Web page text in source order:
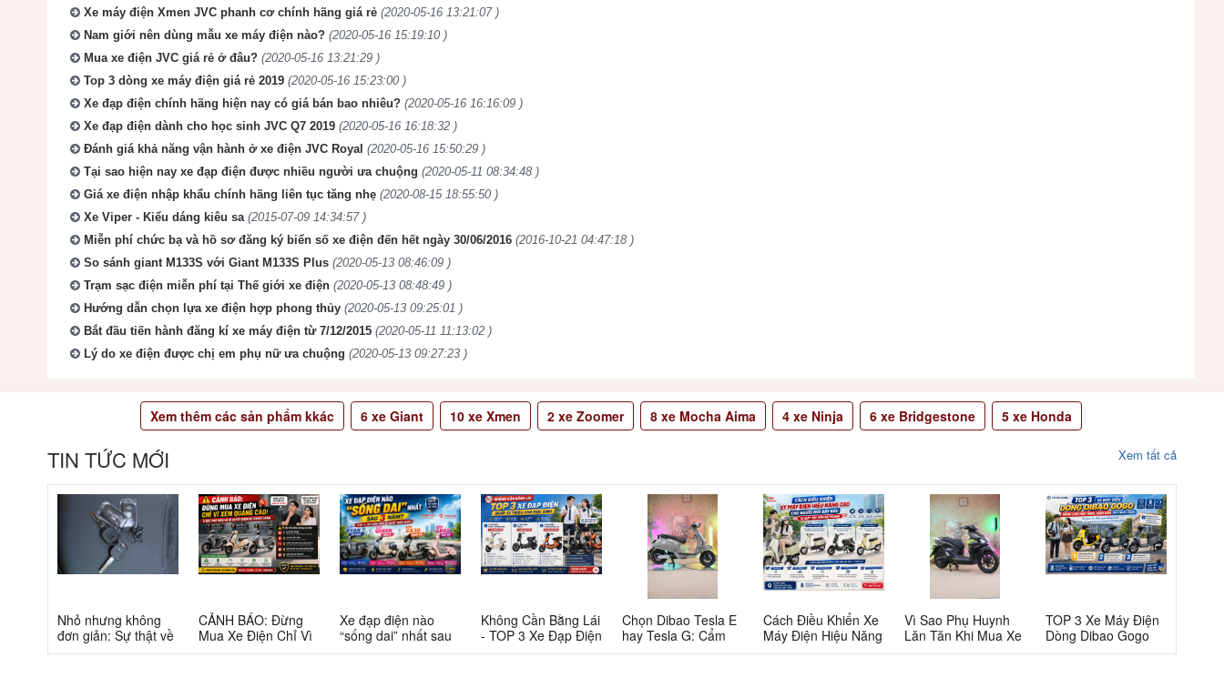
Xe máy điện Xmen JVC phanh cơ chính hãng giá rẻ (2020-05-16 13:21:07 )
Nam giới nên dùng mẫu xe máy điện nào? (2020-05-16 15:19:10 )
Mua xe điện JVC giá rẻ ở đâu? (2020-05-16 13:21:29 )
Top 3 dòng xe máy điện giá rẻ 2019 (2020-05-16 15:23:00 )
Xe đạp điện chính hãng hiện nay có giá bán bao nhiêu? (2020-05-16 16:16:09 )
Xe đạp điện dành cho học sinh JVC Q7 2019 (2020-05-16 16:18:32 )
Đánh giá khả năng vận hành ở xe điện JVC Royal (2020-05-16 15:50:29 )
Tại sao hiện nay xe đạp điện được nhiều người ưa chuộng (2020-05-11 08:34:48 )
Giá xe điện nhập khẩu chính hãng liên tục tăng nhẹ (2020-08-15 18:55:50 )
Xe Viper - Kiểu dáng kiêu sa (2015-07-09 14:34:57 )
Miễn phí chức bạ và hồ sơ đăng ký biển số xe điện đến hết ngày 30/06/2016 (2016-10-21 04:47:18 )
So sánh giant M133S với Giant M133S Plus (2020-05-13 08:46:09 )
Trạm sạc điện miễn phí tại Thế giới xe điện (2020-05-13 08:48:49 )
Hướng dẫn chọn lựa xe điện hợp phong thủy (2020-05-13 09:25:01 )
Bắt đầu tiến hành đăng kí xe máy điện từ 7/12/2015 (2020-05-11 11:13:02 )
Lý do xe điện được chị em phụ nữ ưa chuộng (2020-05-13 09:27:23 )
Xem thêm các sản phẩm kkác 6xe Giant 10xe Xmen 2xe Zoomer 8xe Mocha Aima 4xe Ninja 6xe Bridgestone 5xe Honda
TIN TỨC MỚI Xem tất cả
Nhỏ nhưng không
đơn giản: Sự thật về
xe điện cho học sinh
CẢNH BÁO: Đừng
Mua Xe Điện Chỉ Vì
Xem Quảng Cáo! 5
Xe đạp điện nào
“sống dai” nhất sau
5 năm? Top này có
Không Cần Bằng Lái
- TOP 3 Xe Đạp Điện
Dưới 12 Triệu Cho
Chọn Dibao Tesla E
hay Tesla G: Cẩm
nang chi tiết cho
Cách Điều Khiển Xe
Máy Điện Hiệu Năng
Cao Cho Người Mới
Vì Sao Phụ Huynh
Lăn Tăn Khi Mua Xe
Máy Điện Tailg T72
TOP 3 Xe Máy Điện
Dòng Dibao Gogo
Dành Cho Học Sinh,